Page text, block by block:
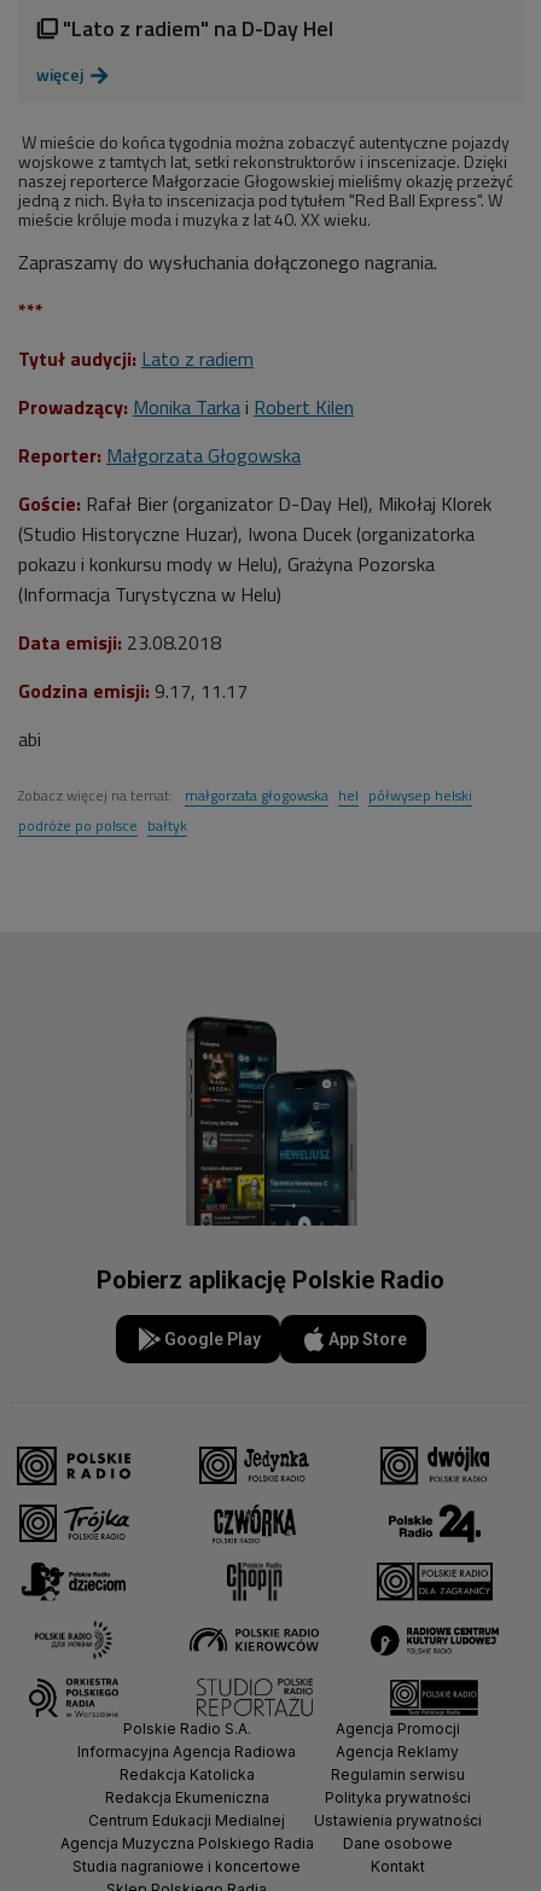
 "Lato z radiem" na D-Day Hel
więcej 
W mieście do końca tygodnia można zobaczyć autentyczne pojazdy
wojskowe z tamtych lat, setki rekonstruktorów i inscenizacje. Dzięki
naszej reporterce Małgorzacie Głogowskiej mieliśmy okazję przeżyć
jedną z nich. Była to inscenizacja pod tytułem "Red Ball Express". W
mieście króluje moda i muzyka z lat 40. XX wieku.
Zapraszamy do wysłuchania dołączonego nagrania.
***
Tytuł audycji: Lato z radiem
Prowadzący: Monika Tarka i Robert Kilen
Reporter: Małgorzata Głogowska
Goście: Rafał Bier (organizator D-Day Hel), Mikołaj Klorek
(Studio Historyczne Huzar), Iwona Ducek (organizatorka
pokazu i konkursu mody w Helu), Grażyna Pozorska
(Informacja Turystyczna w Helu)
Data emisji: 23.08.2018
Godzina emisji: 9.17, 11.17
abi
Zobacz więcej na temat: małgorzata głogowska hel półwysep helski
podróże po polsce bałtyk
Pobierz aplikację Polskie Radio
Google Play App Store
Polskie Radio S.A.
Informacyjna Agencja Radiowa
Redakcja Katolicka
Redakcja Ekumeniczna
Centrum Edukacji Medialnej
Agencja Muzyczna Polskiego Radia
Studia nagraniowe i koncertowe
Agencja Promocji
Agencja Reklamy
Regulamin serwisu
Polityka prywatności
Ustawienia prywatności
Dane osobowe
Kontakt